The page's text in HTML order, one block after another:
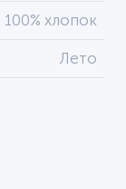
100% хлопок
Лето